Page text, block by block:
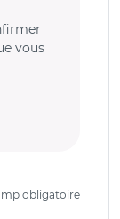
vous
obligatoire